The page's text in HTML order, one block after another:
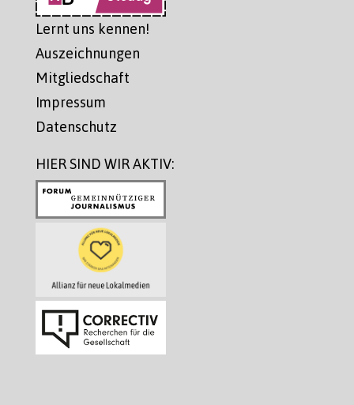
Lernt uns kennen!
Auszeichnungen
Mitgliedschaft
Impressum
Datenschutz
HIER SIND WIR AKTIV: